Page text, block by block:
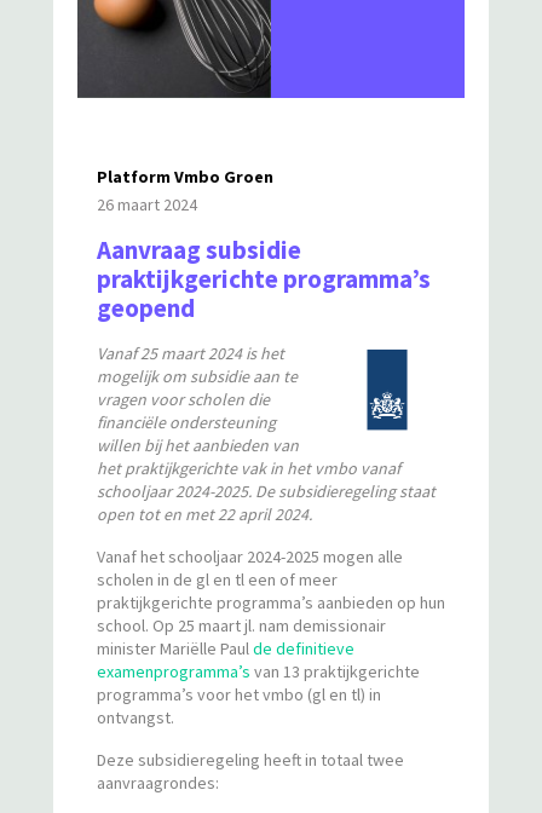
Platform Vmbo Groen
26 maart 2024
Aanvraag subsidie
praktijkgerichte programma’s
geopend
Vanaf 25 maart 2024 is het
mogelijk om subsidie aan te
vragen voor scholen die
financiële ondersteuning
willen bij het aanbieden van
het praktijkgerichte vak in het vmbo vanaf
schooljaar 2024-2025. De subsidieregeling staat
open tot en met 22 april 2024.
Vanaf het schooljaar 2024-2025 mogen alle
scholen in de gl en tl een of meer
praktijkgerichte programma’s aanbieden op hun
school. Op 25 maart jl. nam demissionair
minister Mariëlle Paulde definitieve
examenprogramma’s van 13 praktijkgerichte
programma’s voor het vmbo (gl en tl) in
ontvangst.
Deze subsidieregeling heeft in totaal twee
aanvraagrondes: